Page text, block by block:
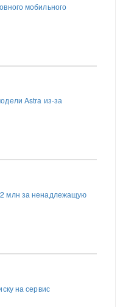
мобильного
Astra из-за
млн за ненадлежащую
на сервис